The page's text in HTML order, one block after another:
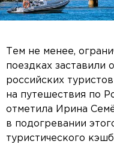
Тем не менее,
поездках заставили
российских
на путешествия по
отметила Ирина
в подогревании
туристического